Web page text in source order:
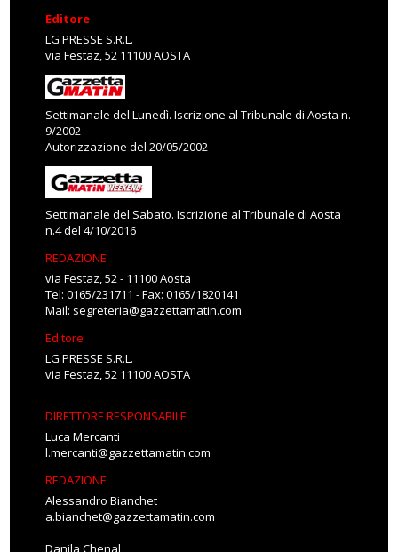
Editore
LG PRESSE S.R.L.
via Festaz, 52 11100 AOSTA
Settimanale del Lunedì. Iscrizione al Tribunale di Aosta n.
9/2002
Autorizzazione del 20/05/2002
Settimanale del Sabato. Iscrizione al Tribunale di Aosta
n.4 del 4/10/2016
REDAZIONE
via Festaz, 52 - 11100 Aosta
Tel: 0165/231711 - Fax: 0165/1820141
Mail: segreteria@gazzettamatin.com
Editore
LG PRESSE S.R.L.
via Festaz, 52 11100 AOSTA
DIRETTORE RESPONSABILE
Luca Mercanti
l.mercanti@gazzettamatin.com
REDAZIONE
Alessandro Bianchet
a.bianchet@gazzettamatin.com
Danila Chenal